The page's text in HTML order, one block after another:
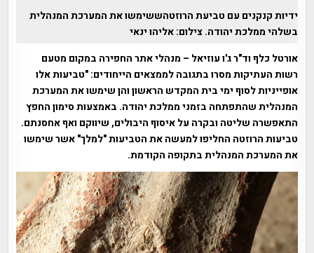
ידיות קנקנים עם טביעת הרוזטהששימשו את המערכת המנהלית
בשלהי ממלכת יהודה. צילום: אליהו ינאי
אורטל כלף וד"ר ג'ו עוזיאל – מנהלי אתר החפירה במקום מטעם
רשות העתיקות מסרו בתגובה לממצאים הייחודים: "טביעות אלו
אופייניות לסוף ימי בית המקדש הראשון והן שימשו את המערכת
המנהלית שהתפתחה בזמני ממלכת יהודה. באמצעות סימון החפץ
התאפשרה שליטה ובקרה על איסוף היבולים, שיווקם ואף אחסנתם.
טביעות הרוזטה החליפו למעשה את הטביעות "למלך" אשר שימשו
את המערכת המנהלית בתקופה הקודמת.